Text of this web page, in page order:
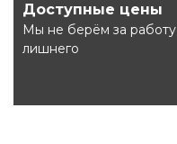
Доступные цены
Мы не берём за работу
лишнего